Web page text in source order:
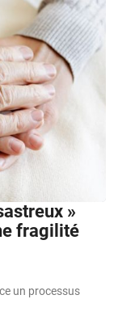
»
fragilité
un processus